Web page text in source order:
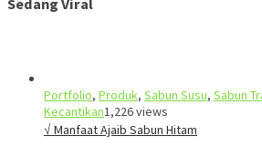
Sedang Viral
Portfolio, Produk, Sabun Susu, Sabun
Kecantikan1,226 views
√ Manfaat Ajaib Sabun Hitam